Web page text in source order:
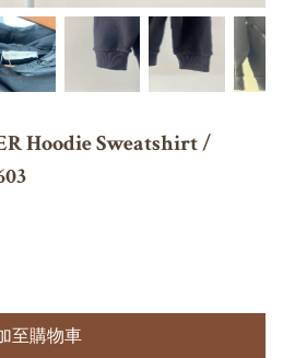
Hoodie Sweatshirt /
至購物車